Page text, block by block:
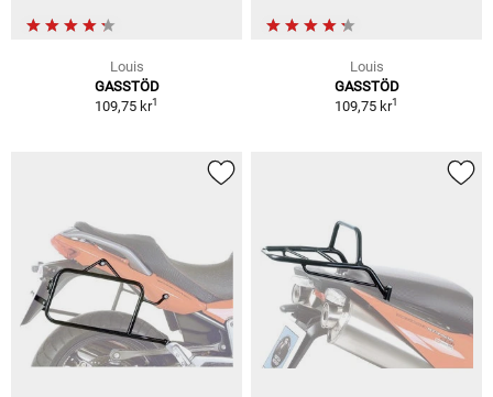
Louis
GASSTÖD
109,75 kr1
Louis
GASSTÖD
109,75 kr1